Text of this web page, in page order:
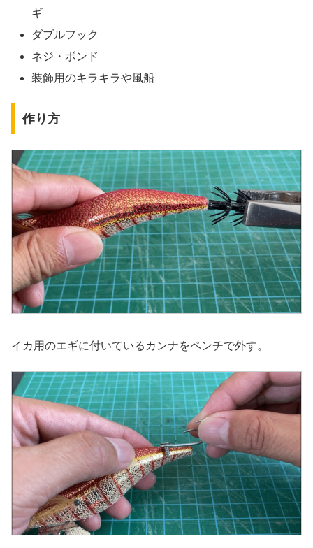
ギ
ダブルフック
ネジ・ボンド
装飾用のキラキラや風船
作り方
イカ用のエギに付いているカンナをペンチで外す。